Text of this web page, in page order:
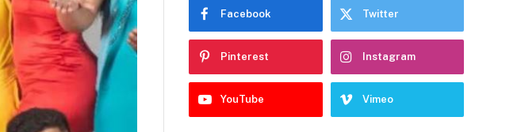
Facebook Twitter
Pinterest Instagram
YouTube Vimeo